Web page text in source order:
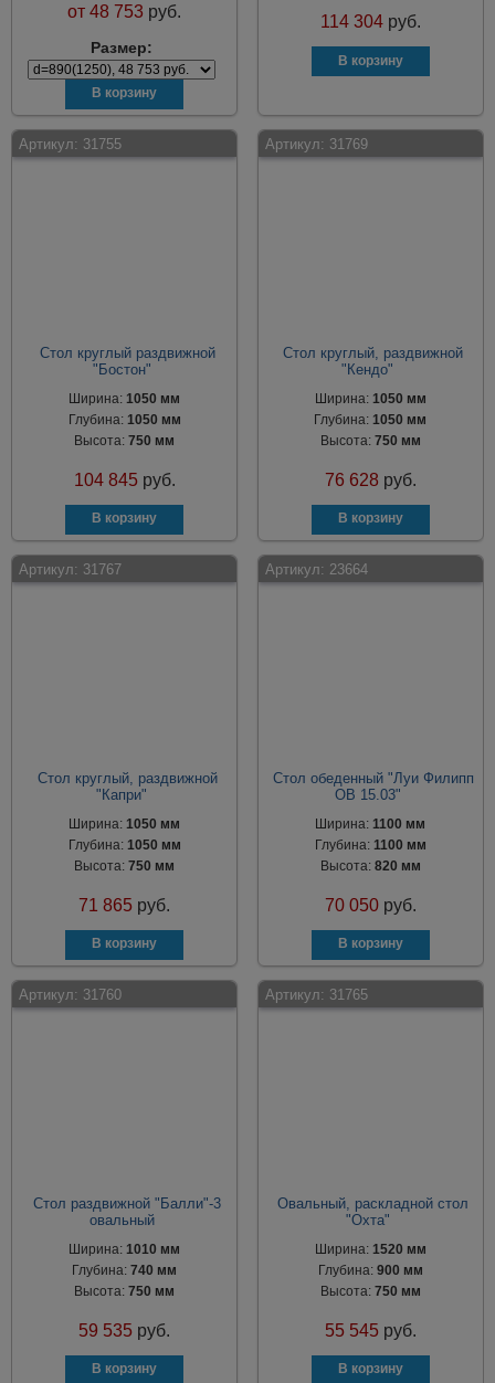
от 48 753 руб.
Размер:
114 304 руб.
Артикул: 31755
Стол круглый раздвижной
"Бостон"
Ширина:1050 мм
Глубина: 1050 мм
Высота:750 мм
104 845 руб.
Артикул: 31769
Стол круглый, раздвижной
"Кендо"
Ширина: 1050 мм
Глубина:1050 мм
Высота: 750 мм
76 628 руб.
Артикул: 31767
Стол круглый, раздвижной
"Капри"
Ширина:1050 мм
Глубина: 1050 мм
Высота:750 мм
71 865 руб.
Артикул: 23664
Стол обеденный "Луи Филипп
ОВ 15.03"
Ширина:1100 мм
Глубина: 1100 мм
Высота: 820 мм
70 050 руб.
Артикул: 31760
Стол раздвижной "Балли"-3
овальный
Ширина:1010 мм
Глубина:740 мм
Высота:750 мм
59 535 руб.
Артикул: 31765
Овальный, раскладной стол
"Охта"
Ширина: 1520 мм
Глубина: 900 мм
Высота: 750 мм
55 545 руб.